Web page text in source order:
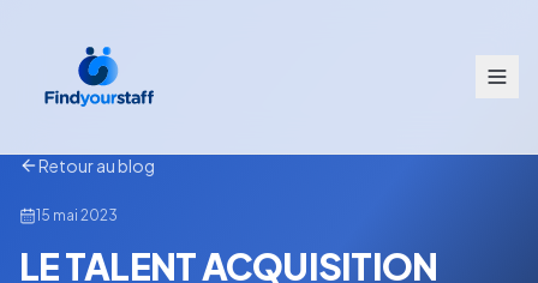
Retour au blog
15 mai 2023
LE TALENT ACQUISITION